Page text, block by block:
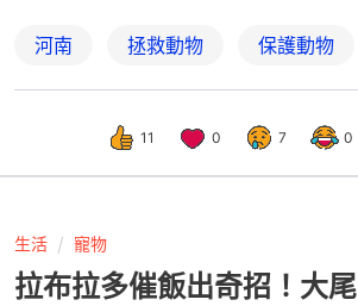
河南 拯救動物 保護動物
11 0 7 0
生活 寵物
拉布拉多催飯出奇招！大